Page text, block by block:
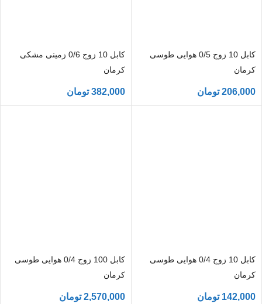
کابل 10 زوج 0/5 هوایی طوسی
کرمان
206,000 تومان
کابل 10 زوج 0/6 زمینی مشکی
کرمان
382,000 تومان
کابل 10 زوج 0/4 هوایی طوسی
کرمان
142,000 تومان
کابل 100 زوج 0/4 هوایی طوسی
کرمان
2,570,000 تومان